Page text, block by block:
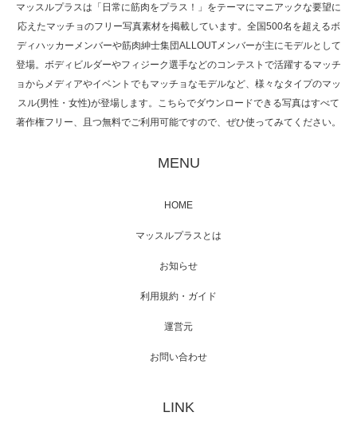
た（6/8放送）
映画「メカバース」舞台挨拶へマッスルプラ
【TV】NHK BS「COOL JAPAN 」にてマッス
マッスルプラスは「日常に筋肉をプラス！」をテーマにマニアックな要望に
応えたマッチョのフリー写真素材を掲載しています。全国500名を超えるボ
ディハッカーメンバーや筋肉紳士集団ALLOUTメンバーが主にモデルとして
登場。ボディビルダーやフィジーク選手などのコンテストで活躍するマッチ
ョからメディアやイベントでもマッチョなモデルなど、様々なタイプのマッ
スル(男性・女性)が登場します。こちらでダウンロードできる写真はすべて
著作権フリー、且つ無料でご利用可能ですので、ぜひ使ってみてください。
MENU
HOME
マッスルプラスとは
お知らせ
利用規約・ガイド
運営元
お問い合わせ
LINK